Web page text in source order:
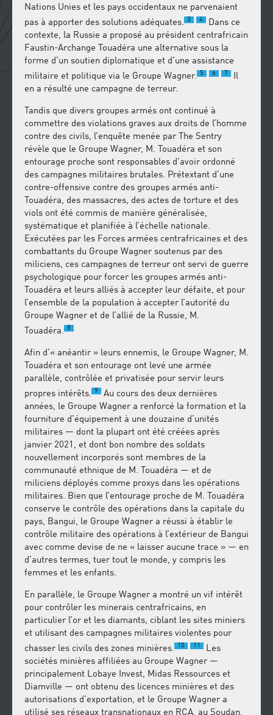
Nations Unies et les pays occidentaux ne parvenaient
pas à apporter des solutions adéquates. 3 4
Dans ce
contexte, la Russie a proposé au président centrafricain
Faustin-Archange Touadéra une alternative sous la
forme d’un soutien diplomatique et d’une assistance
militaire et politique via le Groupe Wagner.
5 6 7
Il
en a résulté une campagne de terreur.
Tandis que divers groupes armés ont continué à
commettre des violations graves aux droits de l’homme
contre des civils, l’enquête menée par The Sentry
révèle que le Groupe Wagner, M. Touadéra et son
entourage proche sont responsables d’avoir ordonné
des campagnes militaires brutales. Prétextant d’une
contre-offensive contre des groupes armés anti-
Touadéra, des massacres, des actes de torture et des
viols ont été commis de manière généralisée,
systématique et planifiée à l’échelle nationale.
Exécutées par les Forces armées centrafricaines et des
combattants du Groupe Wagner soutenus par des
miliciens, ces campagnes de terreur ont servi de guerre
psychologique pour forcer les groupes armés anti-
Touadéra et leurs alliés à accepter leur défaite, et pour
l’ensemble de la population à accepter l’autorité du
Groupe Wagner et de l’allié de la Russie, M.
Touadéra. 8
Afin d’« anéantir » leurs ennemis, le Groupe Wagner, M.
Touadéra et son entourage ont levé une armée
parallèle, contrôlée et privatisée pour servir leurs
propres intérêts. 9
Au cours des deux dernières
années, le Groupe Wagner a renforcé la formation et la
fourniture d’équipement à une douzaine d’unités
militaires — dont la plupart ont été créées après
janvier 2021, et dont bon nombre des soldats
nouvellement incorporés sont membres de la
communauté ethnique de M. Touadéra — et de
miliciens déployés comme proxys dans les opérations
militaires. Bien que l’entourage proche de M. Touadéra
conserve le contrôle des opérations dans la capitale du
pays, Bangui, le Groupe Wagner a réussi à établir le
contrôle militaire des opérations à l’extérieur de Bangui
avec comme devise de ne « laisser aucune trace » — en
d’autres termes, tuer tout le monde, y compris les
femmes et les enfants.
En parallèle, le Groupe Wagner a montré un vif intérêt
pour contrôler les minerais centrafricains, en
particulier l’or et les diamants, ciblant les sites miniers
et utilisant des campagnes militaires violentes pour
chasser les civils des zones minières.
10 11
Les
sociétés minières affiliées au Groupe Wagner —
principalement Lobaye Invest, Midas Ressources et
Diamville — ont obtenu des licences minières et des
autorisations d’exportation, et le Groupe Wagner a
utilisé ses réseaux transnationaux en RCA, au Soudan,